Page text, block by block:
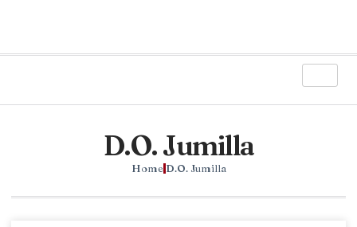
D.O. Jumilla
Home D.O. Jumilla